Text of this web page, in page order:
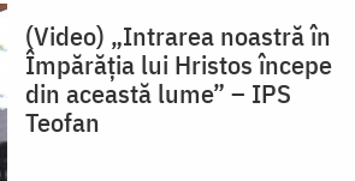
(Video) „Intrarea noastră în
Împărăția lui Hristos începe
din această lume” – IPS
Teofan